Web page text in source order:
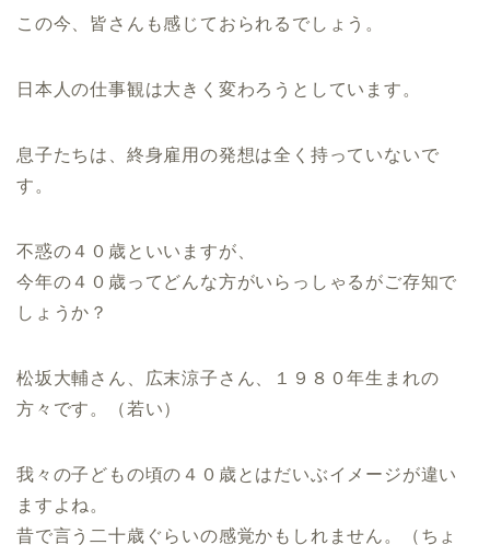
この今、皆さんも感じておられるでしょう。
日本人の仕事観は大きく変わろうとしています。
息子たちは、終身雇用の発想は全く持っていないで
す。
不惑の４０歳といいますが、
今年の４０歳ってどんな方がいらっしゃるがご存知で
しょうか？
松坂大輔さん、広末涼子さん、１９８０年生まれの
方々です。（若い）
我々の子どもの頃の４０歳とはだいぶイメージが違い
ますよね。
昔で言う二十歳ぐらいの感覚かもしれません。（ちょ